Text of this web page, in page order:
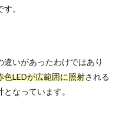
。
いがあったわけではあり
色LEDが広範囲に照射される
なっています。